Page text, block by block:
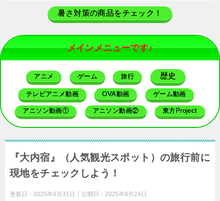
暑さ対策の商品をチェック！
メインメニューです♪
アニメ ゲーム 旅行 歴史
テレビアニメ動画 OVA動画 ゲーム動画
アニソン動画① アニソン動画② 東方Project
『大内宿』（人気観光スポット）の旅行前に
現地をチェックしよう！
更新日： 2025年8月31日 公開日： 2025年8月24日